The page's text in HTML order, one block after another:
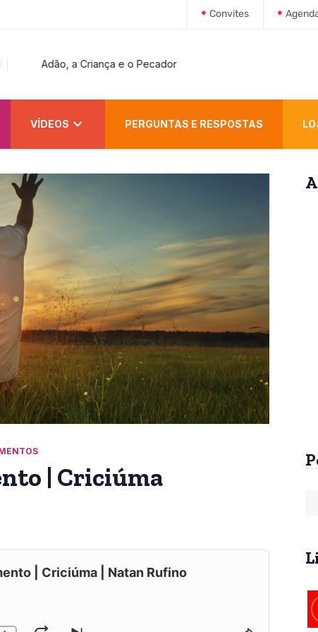
Convites
Adão, a Criança e o Pecador
VÍDEOS PERGUNTAS E RESPOSTAS
Arrebatamento Pré-
Tribulacional na
Patrística
Arrebatamento
da Tribulação
| Criciúma
| Criciúma | Natan Rufino